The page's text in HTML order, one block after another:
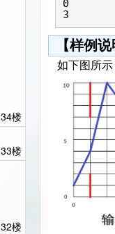
34楼
33楼
32楼
0
【样例
如下图所